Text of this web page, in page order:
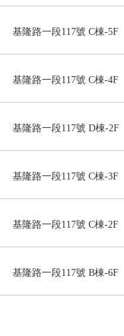
基隆路一段117號 C棟-5F
基隆路一段117號 C棟-4F
基隆路一段117號 D棟-2F
基隆路一段117號 C棟-3F
基隆路一段117號 C棟-2F
基隆路一段117號 B棟-6F